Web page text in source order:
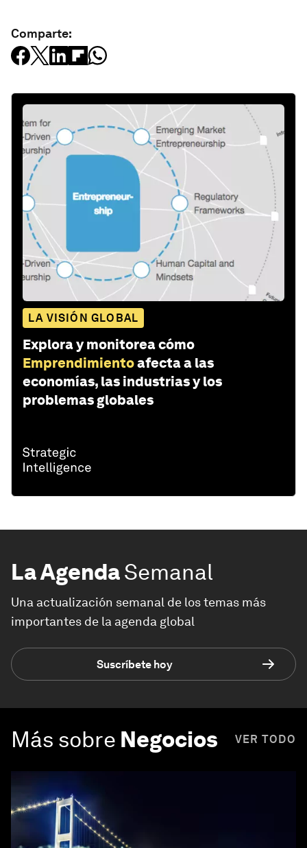
Comparte:
LA VISIÓN GLOBAL
Explora y monitorea cómo
Emprendimientoafecta a las
economías, las industrias y los
problemas globales
La AgendaSemanal
Una actualización semanal de los temas más
importantes de la agenda global
Suscríbete hoy
Más sobre Negocios VER TODO